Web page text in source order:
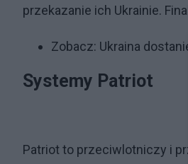
przekazanie ich Ukrainie.
Zobacz: Ukraina
Systemy Patriot
Patriot to przeciwlotniczy i